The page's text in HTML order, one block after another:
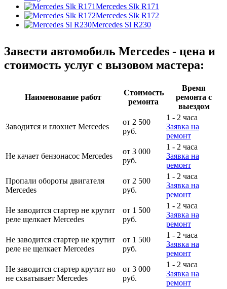
Mercedes Slk R171
Mercedes Slk R172
Mercedes Sl R230
Завести автомобиль Mercedes - цена и
стоимость услуг с вызовом мастера:
Наименование работ
Стоимость
ремонта
Время
ремонта с
выездом
Заводится и глохнет Mercedes
от 2 500
руб.
1 - 2 часа
Заявка на
ремонт
Не качает бензонасос Mercedes
от 3 000
руб.
1 - 2 часа
Заявка на
ремонт
Пропали обороты двигателя
Mercedes
от 2 500
руб.
1 - 2 часа
Заявка на
ремонт
Не заводится стартер не крутит
реле щелкает Mercedes
от 1 500
руб.
1 - 2 часа
Заявка на
ремонт
Не заводится стартер не крутит
реле не щелкает Mercedes
от 1 500
руб.
1 - 2 часа
Заявка на
ремонт
Не заводится стартер крутит но
не схватывает Mercedes
от 3 000
руб.
1 - 2 часа
Заявка на
ремонт